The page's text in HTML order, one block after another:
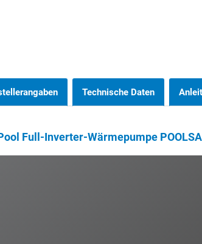
Technische Daten
Full-Inverter-Wärmepumpe